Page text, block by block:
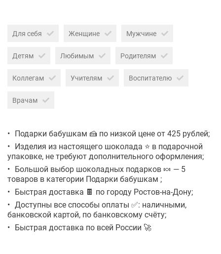
Для себя Женщине Мужчине
Детям Любимым Родителям
Коллегам Учителям Воспитателю
Врачам
Подарки бабушкам 🍰 по низкой цене от 425 рублей;
Изделия из настоящего шоколада ⭐ в подарочной
упаковке, не требуют дополнительного оформления;
Большой выбор шоколадных подарков 🍬 — 5
товаров в категории Подарки бабушкам ;
Быстрая доставка 🍫 по городу Ростов-на-Дону;
Доступны все способы оплаты ✅: наличными,
банковской картой, по банковскому счёту;
Быстрая доставка по всей России 🚀